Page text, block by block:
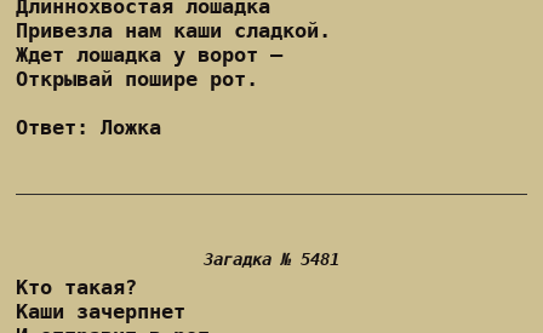
Длиннохвостая лошадка
Привезла нам каши сладкой.
Ждет лошадка у ворот –
Открывай пошире рот.
Ответ: Ложка
Загадка № 5481
Кто такая?
Каши зачерпнет